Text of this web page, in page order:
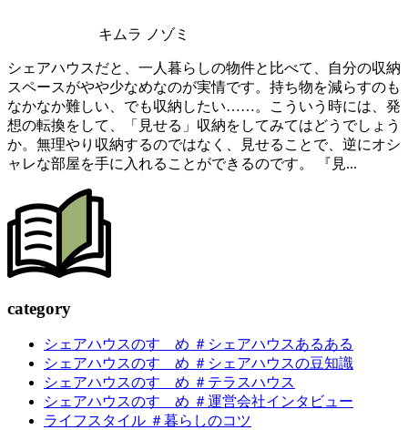
キムラ ノゾミ
シェアハウスだと、一人暮らしの物件と比べて、自分の収納
スペースがやや少なめなのが実情です。持ち物を減らすのも
なかなか難しい、でも収納したい……。こういう時には、発
想の転換をして、「見せる」収納をしてみてはどうでしょう
か。無理やり収納するのではなく、見せることで、逆にオシ
ャレな部屋を手に入れることができるのです。 『見...
category
シェアハウスのすゝめ ＃シェアハウスあるある
シェアハウスのすゝめ ＃シェアハウスの豆知識
シェアハウスのすゝめ ＃テラスハウス
シェアハウスのすゝめ ＃運営会社インタビュー
ライフスタイル ＃暮らしのコツ